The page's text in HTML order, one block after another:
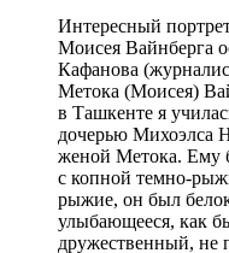
Интересный
Моисея Вайнберга
Кафанова
Метока (Моисея)
в Ташкенте я
дочерью Михоэлса
женой Метока. Ему
с копной темно-
рыжие, он был
улыбающееся, как
дружественный, не